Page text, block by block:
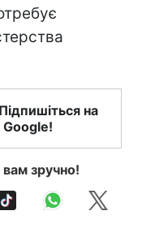
на
Google!
зручно!